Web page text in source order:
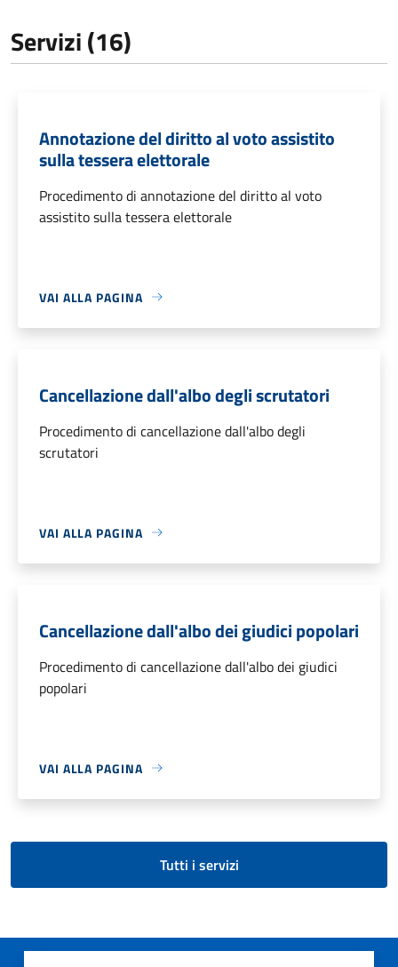
Servizi (16)
Annotazione del diritto al voto assistito
sulla tessera elettorale
Procedimento di annotazione del diritto al voto
assistito sulla tessera elettorale
VAI ALLA PAGINA
Cancellazione dall'albo degli scrutatori
Procedimento di cancellazione dall'albo degli
scrutatori
VAI ALLA PAGINA
Cancellazione dall'albo dei giudici popolari
Procedimento di cancellazione dall'albo dei giudici
popolari
VAI ALLA PAGINA
Tutti i servizi